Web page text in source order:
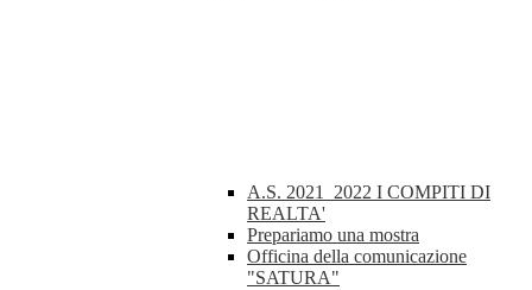
A.S. 2021_2022 I COMPITI DI
REALTA'
Prepariamo una mostra
Officina della comunicazione
"SATURA"